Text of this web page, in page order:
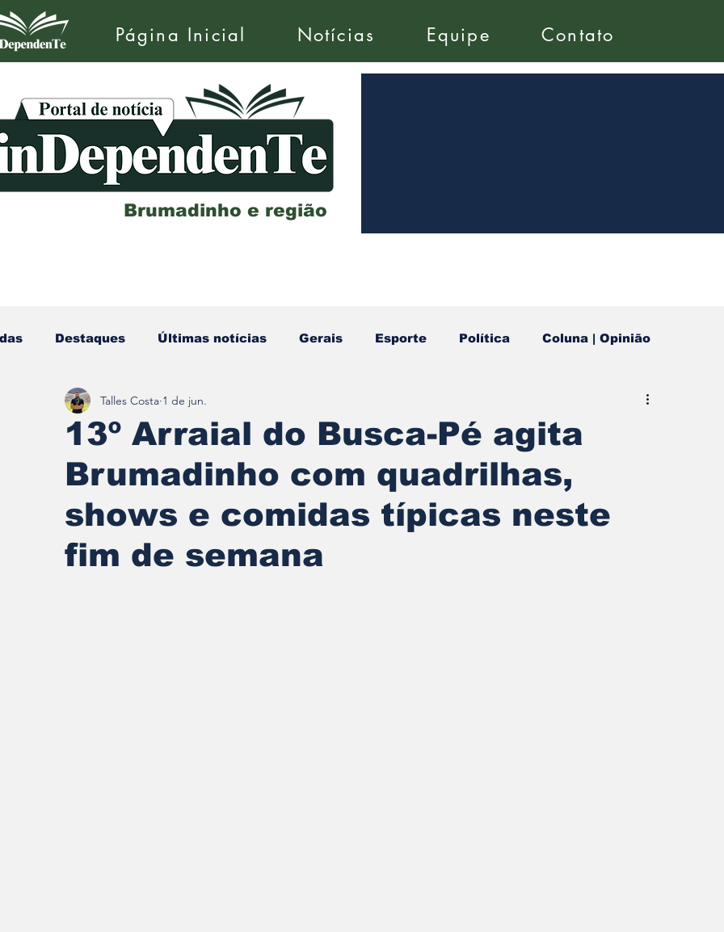
Página Inicial Notícias Equipe Contato
Brumadinho e região
Destaques Últimas notícias Gerais Esporte Política Coluna | Opinião
Redescobrindo Brumadinho
13º Arraial do Busca-Pé agita
Brumadinho com quadrilhas,
shows e comidas típicas neste
fim de semana
Talles Costa 1 de jun.